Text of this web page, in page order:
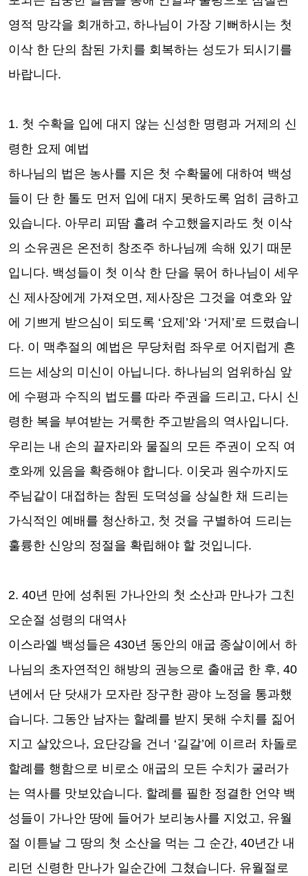
영적 망각을 회개하고 , 하나님이 가장 기뻐하시는 첫
이삭 한 단의 참된 가치를 회복하는 성도가 되시기를
바랍니다.
1. 첫 수확을 입에 대지 않는 신성한 명령과 거제의 신
령한 요제 예법
하나님의 법은 농사를 지은 첫 수확물에 대하여 백성
들이 단 한 톨도 먼저 입에 대지 못하도록 엄히 금하고
있습니다. 아무리 피땀 흘려 수고했을지라도 첫 이삭
의 소유권은 온전히 창조주 하나님께 속해 있기 때문
입니다. 백성들이 첫 이삭 한 단을 묶어 하나님이 세우
신 제사장에게 가져오면 , 제사장은 그것을 여호와 앞
에 기쁘게 받으심이 되도록 ‘ 요제’와 ‘거제’ 로 드렸습니
다. 이 맥추절의 예법은 무당처럼 좌우로 어지럽게 흔
드는 세상의 미신이 아닙니다. 하나님의 엄위하심 앞
에 수평과 수직의 법도를 따라 주권을 드리고 , 다시 신
령한 복을 부여받는 거룩한 주고받음의 역사입니다.
우리는 내 손의 끝자리와 물질의 모든 주권이 오직 여
호와께 있음을 확증해야 합니다. 이웃과 원수까지도
주님같이 대접하는 참된 도덕성을 상실한 채 드리는
가식적인 예배를 청산하고 , 첫 것을 구별하여 드리는
훌륭한 신앙의 정절을 확립해야 할 것입니다.
2. 40년 만에 성취된 가나안의 첫 소산과 만나가 그친
오순절 성령의 대역사
이스라엘 백성들은 430년 동안의 애굽 종살이에서 하
나님의 초자연적인 해방의 권능으로 출애굽 한 후, 40
년에서 단 닷새가 모자란 장구한 광야 노정을 통과했
습니다. 그동안 남자는 할례를 받지 못해 수치를 짊어
지고 살았으나, 요단강을 건너 ‘길갈’에 이르러 차돌로
할례를 행함으로 비로소 애굽의 모든 수치가 굴러가
는 역사를 맛보았습니다. 할례를 필한 정결한 언약 백
성들이 가나안 땅에 들어가 보리농사를 지었고 , 유월
절 이튿날 그 땅의 첫 소산을 먹는 그 순간, 40년간 내
리던 신령한 만나가 일순간에 그쳤습니다. 유월절로